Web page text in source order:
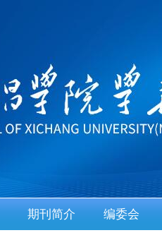
期刊简介 编委会